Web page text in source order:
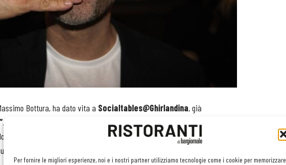
Per fornire le migliori esperienze, noi e i nostri partner utilizziamo tecnologie come i cookie per
Bottura, ha dato vita a Socialtables@Ghirlandina, già
. Ogni lunedì sera, la mensa della Ghirlandina voluta dallo chef modenese
offrirà la cena a
60 persone in difficoltàsegnalate da Caritas e
restaurati dell'ex cappella Bentivoglio.